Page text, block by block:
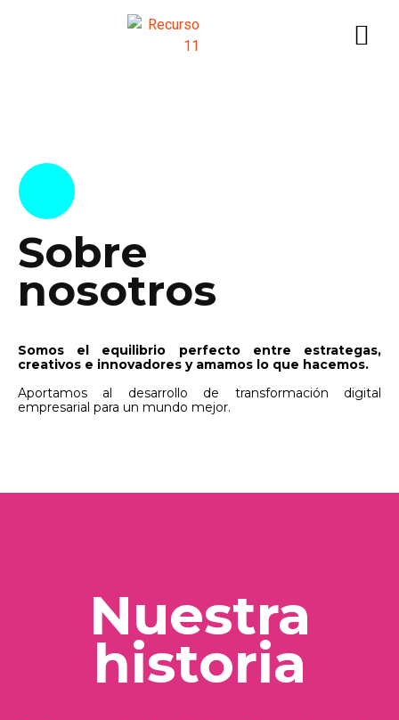
Sobre
nosotros
Somos el equilibrio perfecto entre estrategas,
creativos e innovadores y amamos lo que hacemos.
Aportamos al desarrollo de transformación digital
empresarial para un mundo mejor.
Nuestra
historia